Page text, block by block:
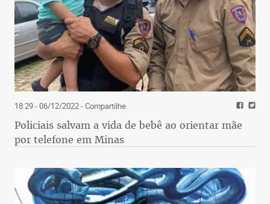
18:29 - 06/12/2022- Compartilhe
Policiais salvam a vida de bebê ao orientar mãe
por telefone em Minas